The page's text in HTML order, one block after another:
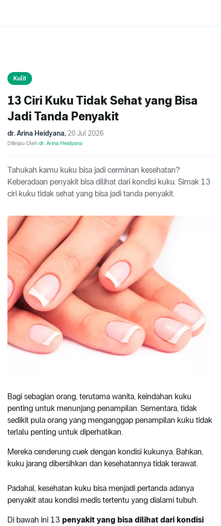
Kulit
13 Ciri Kuku Tidak Sehat yang Bisa
Jadi Tanda Penyakit
dr. Arina Heidyana, 20 Jul 2026
Ditinjau Oleh dr. Arina Heidyana
Tahukah kamu kuku bisa jadi cerminan kesehatan?
Keberadaan penyakit bisa dilihat dari kondisi kuku. Simak 13
ciri kuku tidak sehat yang bisa jadi tanda penyakit.
Bagi sebagian orang, terutama wanita, keindahan kuku
penting untuk menunjang penampilan. Sementara, tidak
sedikit pula orang yang menganggap penampilan kuku tidak
terlalu penting untuk diperhatikan.
Mereka cenderung cuek dengan kondisi kukunya. Bahkan,
kuku jarang dibersihkan dan kesehatannya tidak terawat.
Padahal, kesehatan kuku bisa menjadi pertanda adanya
penyakit atau kondisi medis tertentu yang dialami tubuh.
Di bawah ini 13 penyakit yang bisa dilihat dari kondisi